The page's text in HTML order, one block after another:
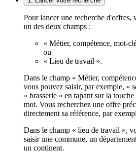
Pour lancer une recherche d'offres,
un des deux champs :
« Métier, compétence, mot-
ou
« Lieu de travail ».
Dans le champ « Métier,
vous pouvez saisir, par exemple, «
« brasserie » en tapant sur la
mot. Vous recherchez une offre
directement sa référence, par
Dans le champ « lieu de travail »,
saisir une commune, un
un continent.